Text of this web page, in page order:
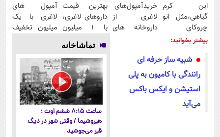
این کرم
گیاهی،مثل اتو
چروکای
پوستتوصاف
خریدآمپول‌های
لاغری از
داروخانه های
پک یخ!
بهترین قیمت
داروهای لاغری،
با ۱ میلیون
تخفیف و ارسال
از داروخانه‌
آمپول های
لاغری با یک
میلیون تخفیف
معتبر
بیشتر بخوانید:
شبیه‌ ساز حرفه‌ ای
رانندگی با کامیون به پلی‌
استیشن و ایکس‌ باکس
می‌آید
تماشاخانه
ساعت ۸:۱۵ ششم اوت ؛
هیروشیما / وقتی شهر در دیگ
قیر می‌جوشید